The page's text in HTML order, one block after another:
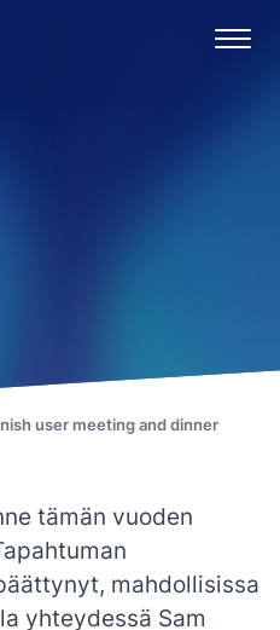
user meeting and dinner
tämän vuoden
mahdollisissa
yhteydessä Sam